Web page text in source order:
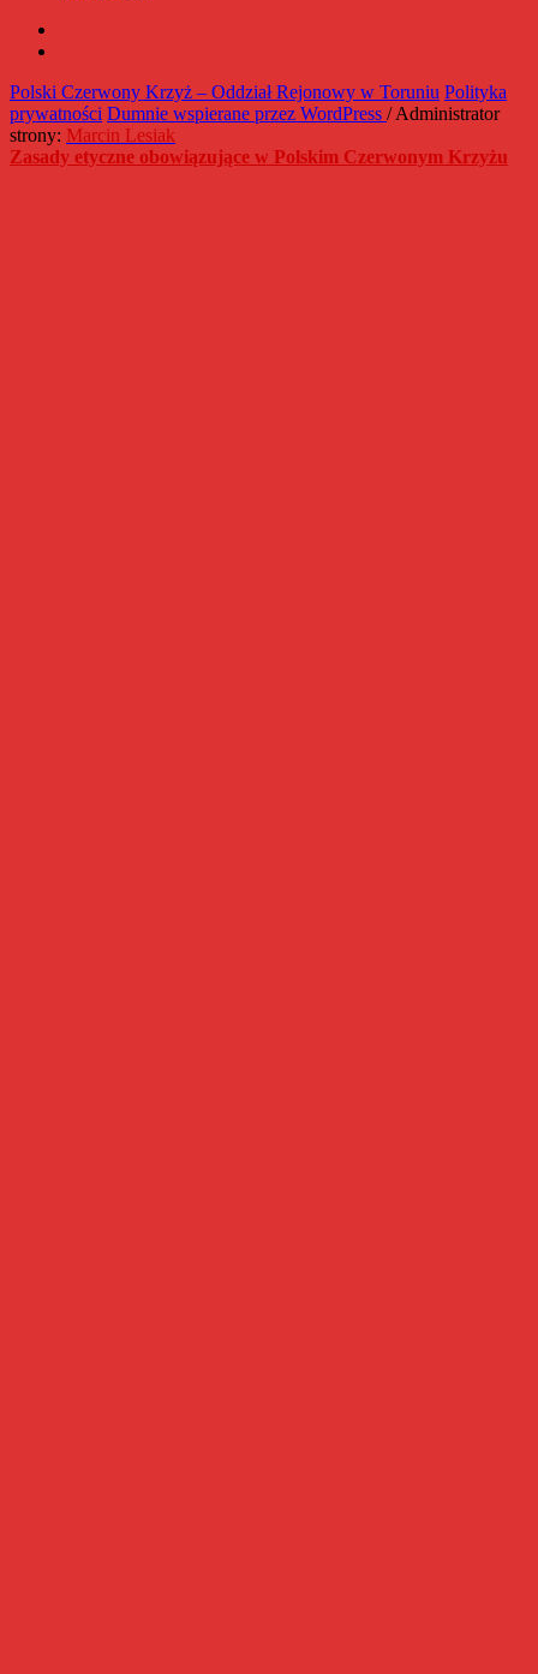
Polski Czerwony Krzyż – Oddział Rejonowy w Toruniu Polityka
prywatności Dumnie wspierane przez WordPress / Administrator
strony: Marcin Lesiak
Zasady etyczne obowiązujące w Polskim Czerwonym Krzyżu